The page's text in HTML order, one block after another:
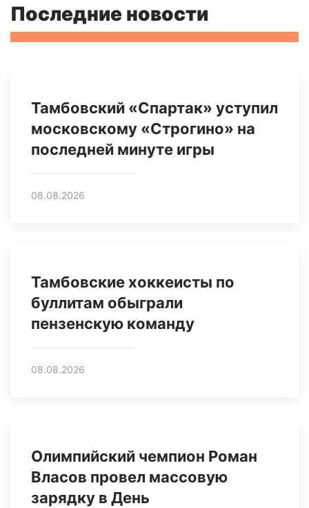
Последние новости
Тамбовский «Спартак» уступил
московскому «Строгино» на
последней минуте игры
08.08.2026
Тамбовские хоккеисты по
буллитам обыграли
пензенскую команду
08.08.2026
Олимпийский чемпион Роман
Власов провел массовую
зарядку в День